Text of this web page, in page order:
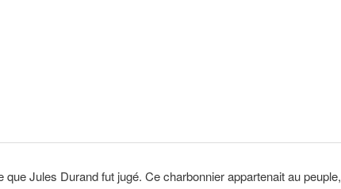
que Jules Durand fut jugé. Ce charbonnier appartenait au peuple,